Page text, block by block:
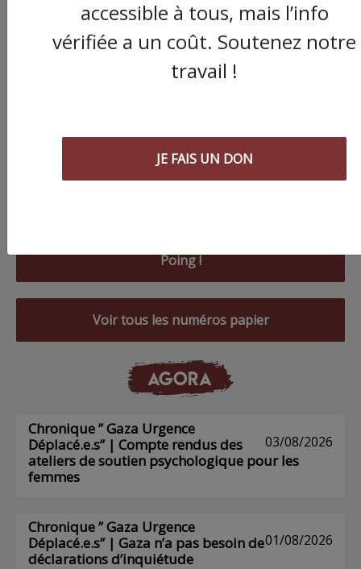
Poing !
Voir tous les numéros papier
AGORA
03/08/2026
Chronique ” Gaza Urgence
Déplacé.e.s” | Compte rendus des
ateliers de soutien psychologique pour les
femmes
01/08/2026
Chronique ” Gaza Urgence
Déplacé.e.s” | Gaza n’a pas besoin de
déclarations d’inquiétude
accessible à tous, mais l’info
vérifiée a un coût. Soutenez notre
travail !
JE FAIS UN DON